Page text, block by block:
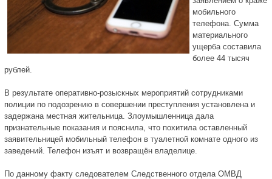
мобильного
телефона. Сумма
материального
ущерба составила
более 44 тысяч
рублей.
В результате оперативно-розыскных мероприятий сотрудниками
полиции по подозрению в совершении преступления установлена и
задержана местная жительница. Злоумышленница дала
признательные показания и пояснила, что похитила оставленный
заявительницей мобильный телефон в туалетной комнате одного из
заведений. Телефон изъят и возвращён владелице.
По данному факту следователем Следственного отдела ОМВД